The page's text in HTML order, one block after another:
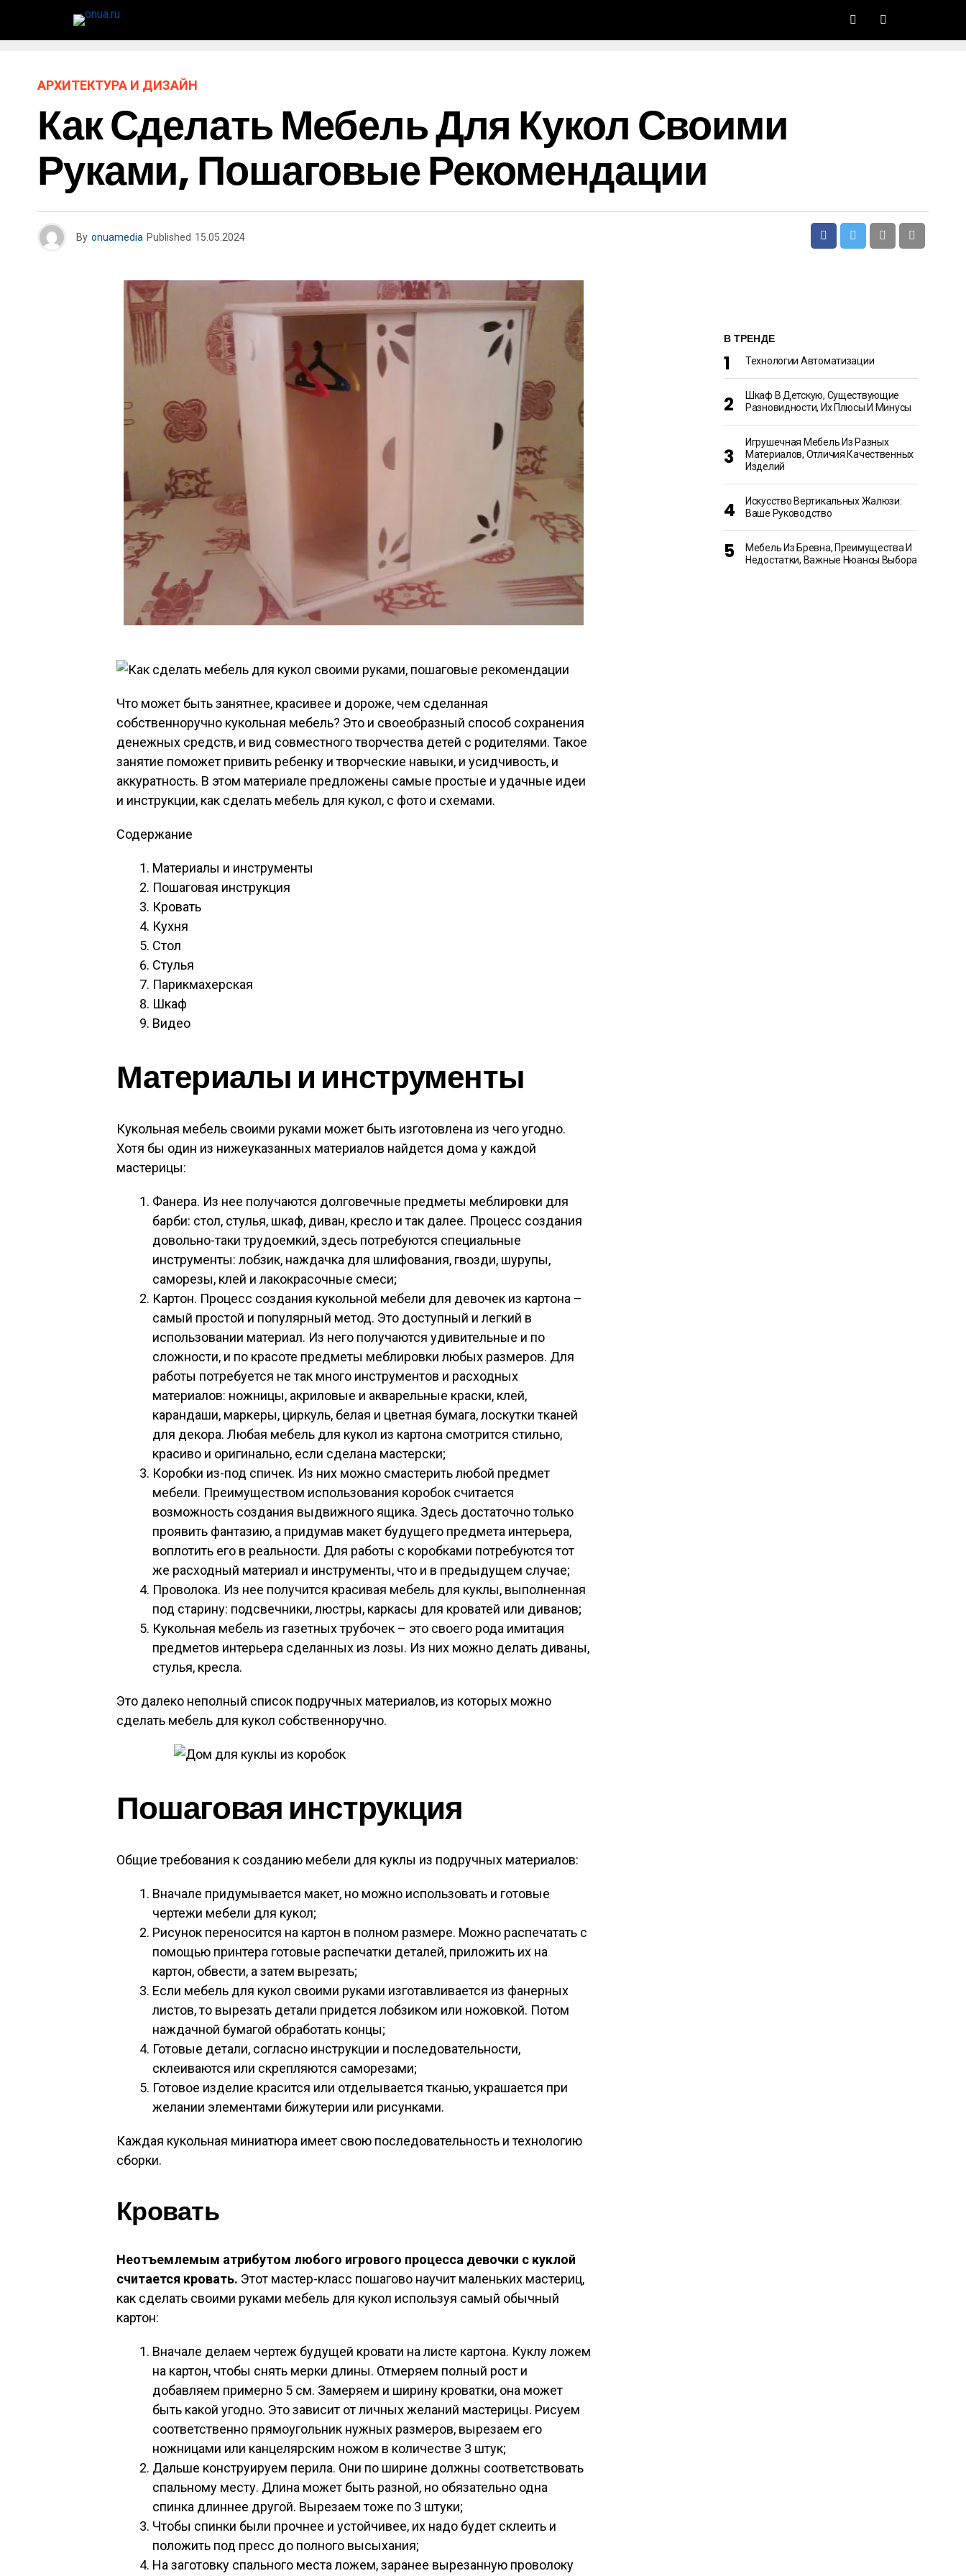
АРХИТЕКТУРА И ДИЗАЙН
Как Сделать Мебель Для Кукол Своими
Руками, Пошаговые Рекомендации
By onuamedia Published 15.05.2024
Что может быть занятнее, красивее и дороже, чем сделанная
собственноручно кукольная мебель? Это и своеобразный способ сохранения
денежных средств, и вид совместного творчества детей с родителями. Такое
занятие поможет привить ребенку и творческие навыки, и усидчивость, и
аккуратность. В этом материале предложены самые простые и удачные идеи
и инструкции, как сделать мебель для кукол, с фото и схемами.
Содержание
Материалы и инструменты
Пошаговая инструкция
Кровать
Кухня
Стол
Стулья
Парикмахерская
Шкаф
Видео
Материалы и инструменты
Кукольная мебель своими руками может быть изготовлена из чего угодно.
Хотя бы один из нижеуказанных материалов найдется дома у каждой
мастерицы:
Фанера. Из нее получаются долговечные предметы меблировки для
барби: стол, стулья, шкаф, диван, кресло и так далее. Процесс создания
довольно-таки трудоемкий, здесь потребуются специальные
инструменты: лобзик, наждачка для шлифования, гвозди, шурупы,
саморезы, клей и лакокрасочные смеси;
Картон. Процесс создания кукольной мебели для девочек из картона –
самый простой и популярный метод. Это доступный и легкий в
использовании материал. Из него получаются удивительные и по
сложности, и по красоте предметы меблировки любых размеров. Для
работы потребуется не так много инструментов и расходных
материалов: ножницы, акриловые и акварельные краски, клей,
карандаши, маркеры, циркуль, белая и цветная бумага, лоскутки тканей
для декора. Любая мебель для кукол из картона смотрится стильно,
красиво и оригинально, если сделана мастерски;
Коробки из-под спичек. Из них можно смастерить любой предмет
мебели. Преимуществом использования коробок считается
возможность создания выдвижного ящика. Здесь достаточно только
проявить фантазию, а придумав макет будущего предмета интерьера,
воплотить его в реальности. Для работы с коробками потребуются тот
же расходный материал и инструменты, что и в предыдущем случае;
Проволока. Из нее получится красивая мебель для куклы, выполненная
под старину: подсвечники, люстры, каркасы для кроватей или диванов;
Кукольная мебель из газетных трубочек – это своего рода имитация
предметов интерьера сделанных из лозы. Из них можно делать диваны,
стулья, кресла.
Это далеко неполный список подручных материалов, из которых можно
сделать мебель для кукол собственноручно.
Пошаговая инструкция
Общие требования к созданию мебели для куклы из подручных материалов:
Вначале придумывается макет, но можно использовать и готовые
чертежи мебели для кукол;
Рисунок переносится на картон в полном размере. Можно распечатать с
помощью принтера готовые распечатки деталей, приложить их на
картон, обвести, а затем вырезать;
Если мебель для кукол своими руками изготавливается из фанерных
листов, то вырезать детали придется лобзиком или ножовкой. Потом
наждачной бумагой обработать концы;
Готовые детали, согласно инструкции и последовательности,
склеиваются или скрепляются саморезами;
Готовое изделие красится или отделывается тканью, украшается при
желании элементами бижутерии или рисунками.
Каждая кукольная миниатюра имеет свою последовательность и технологию
сборки.
Кровать
Неотъемлемым атрибутом любого игрового процесса девочки с куклой
считается кровать. Этот мастер-класс пошагово научит маленьких мастериц,
как сделать своими руками мебель для кукол используя самый обычный
картон:
Вначале делаем чертеж будущей кровати на листе картона. Куклу ложем
на картон, чтобы снять мерки длины. Отмеряем полный рост и
добавляем примерно 5 см. Замеряем и ширину кроватки, она может
быть какой угодно. Это зависит от личных желаний мастерицы. Рисуем
соответственно прямоугольник нужных размеров, вырезаем его
ножницами или канцелярским ножом в количестве 3 штук;
Дальше конструируем перила. Они по ширине должны соответствовать
спальному месту. Длина может быть разной, но обязательно одна
спинка длиннее другой. Вырезаем тоже по 3 штуки;
Чтобы спинки были прочнее и устойчивее, их надо будет склеить и
положить под пресс до полного высыхания;
На заготовку спального места ложем, заранее вырезанную проволоку
В ТРЕНДЕ
Технологии Автоматизации
Шкаф В Детскую, Существующие
Разновидности, Их Плюсы И Минусы
Игрушечная Мебель Из Разных
Материалов, Отличия Качественных
Изделий
Искусство Вертикальных Жалюзи:
Ваше Руководство
Мебель Из Бревна, Преимущества И
Недостатки, Важные Нюансы Выбора